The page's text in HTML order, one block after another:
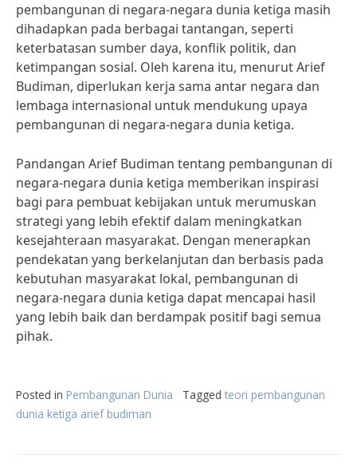
pembangunan di negara-negara dunia ketiga masih
dihadapkan pada berbagai tantangan, seperti
keterbatasan sumber daya, konflik politik, dan
ketimpangan sosial. Oleh karena itu, menurut Arief
Budiman, diperlukan kerja sama antar negara dan
lembaga internasional untuk mendukung upaya
pembangunan di negara-negara dunia ketiga.
Pandangan Arief Budiman tentang pembangunan di
negara-negara dunia ketiga memberikan inspirasi
bagi para pembuat kebijakan untuk merumuskan
strategi yang lebih efektif dalam meningkatkan
kesejahteraan masyarakat. Dengan menerapkan
pendekatan yang berkelanjutan dan berbasis pada
kebutuhan masyarakat lokal, pembangunan di
negara-negara dunia ketiga dapat mencapai hasil
yang lebih baik dan berdampak positif bagi semua
pihak.
Posted in Pembangunan Dunia Tagged teori pembangunan
dunia ketiga arief budiman